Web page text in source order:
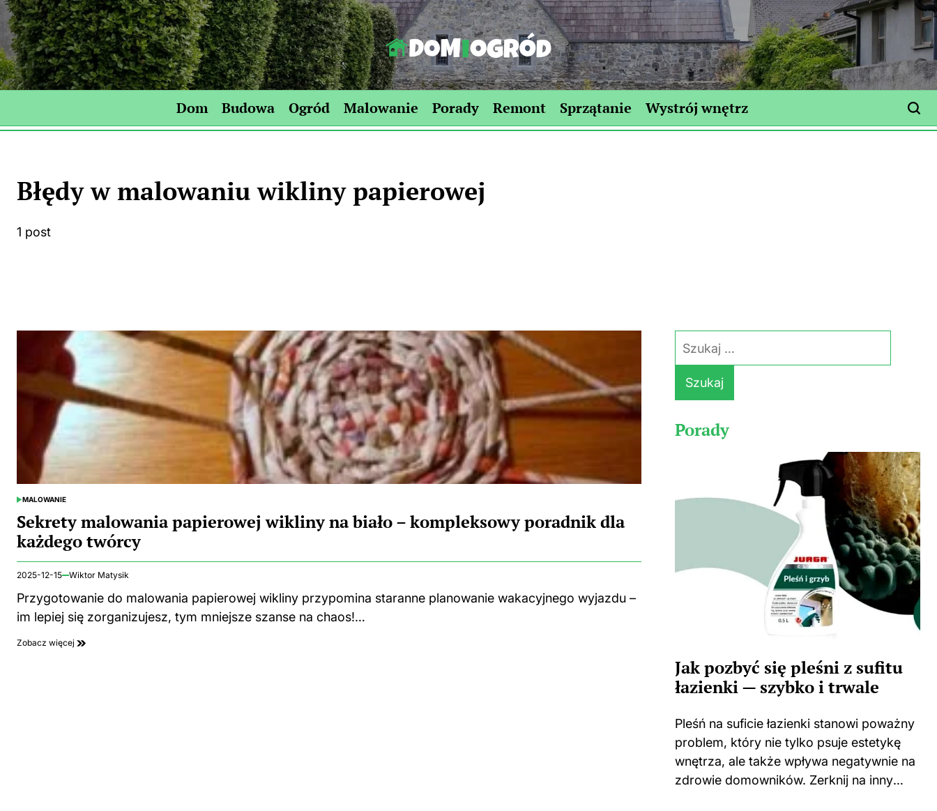
Skip
to
content
Dom-
Ogród.edu.pl
Dom Budowa Ogród Malowanie Porady Remont Sprzątanie Wystrój wnętrz
Błędy w malowaniu wikliny papierowej
1 post
POSTED
MALOWANIE
Sekrety malowania papierowej wikliny na biało – kompleksowy poradnik dla
każdego twórcy
2025-12-15 Wiktor Matysik
Przygotowanie do malowania papierowej wikliny przypomina staranne planowanie wakacyjnego wyjazdu –
im lepiej się zorganizujesz, tym mniejsze szanse na chaos!…
Zobacz więcej
Szukaj:
Porady
Jak pozbyć się pleśni z sufitu
łazienki — szybko i trwale
Pleśń na suficie łazienki stanowi poważny
problem, który nie tylko psuje estetykę
wnętrza, ale także wpływa negatywnie na
zdrowie domowników. Zerknij na inny